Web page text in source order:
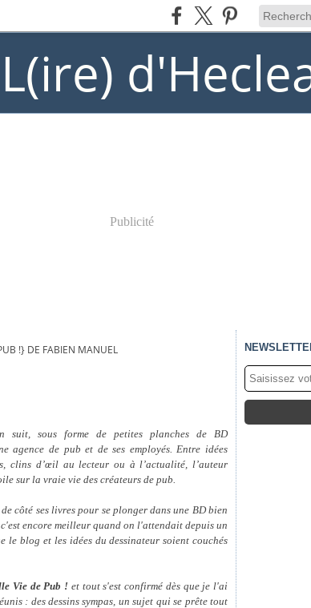
Publicité
!} DE FABIEN MANUEL
suit, sous forme de petites planches de BD
agence de pub et de ses employés. Entre idées
clins d’œil au lecteur ou à l’actualité, l’auteur
sur la vraie vie des créateurs de pub.
côté ses livres pour se plonger dans une BD bien
encore meilleur quand on l'attendait depuis un
le blog et les idées du dessinateur soient couchés
Vie de Pub ! et tout s'est confirmé dès que je l'ai
: des dessins sympas, un sujet qui se prête tout